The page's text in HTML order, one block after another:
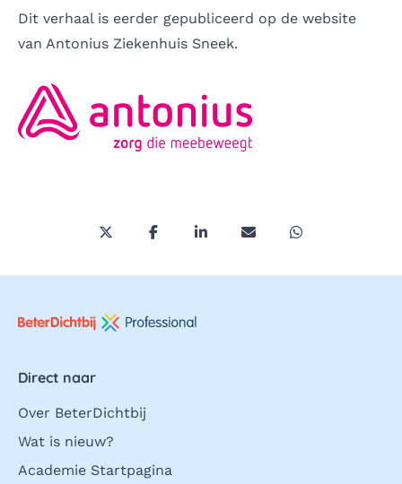
Dit verhaal is eerder gepubliceerd op de website
van Antonius Ziekenhuis Sneek.
Deel deze pagina via Twitter/X
Deel deze pagina op Facebook
Deel deze pagina op
Deel deze pagina via
Deel deze
Direct naar
Over BeterDichtbij
Wat is nieuw?
Academie Startpagina